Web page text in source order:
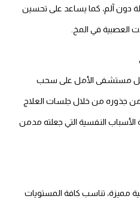
آلم، كما يساعد على تحسين
العصبية في المخ.
مستشفى الأمل على سحب
من جذوره من خلال جلسات العلاج
النفسية التي جعلته مدمن
مميزة، تناسب كافة المستويات